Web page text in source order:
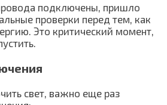
подключены, пришло
проверки перед тем, как
Это критический момент,
свет, важно еще раз